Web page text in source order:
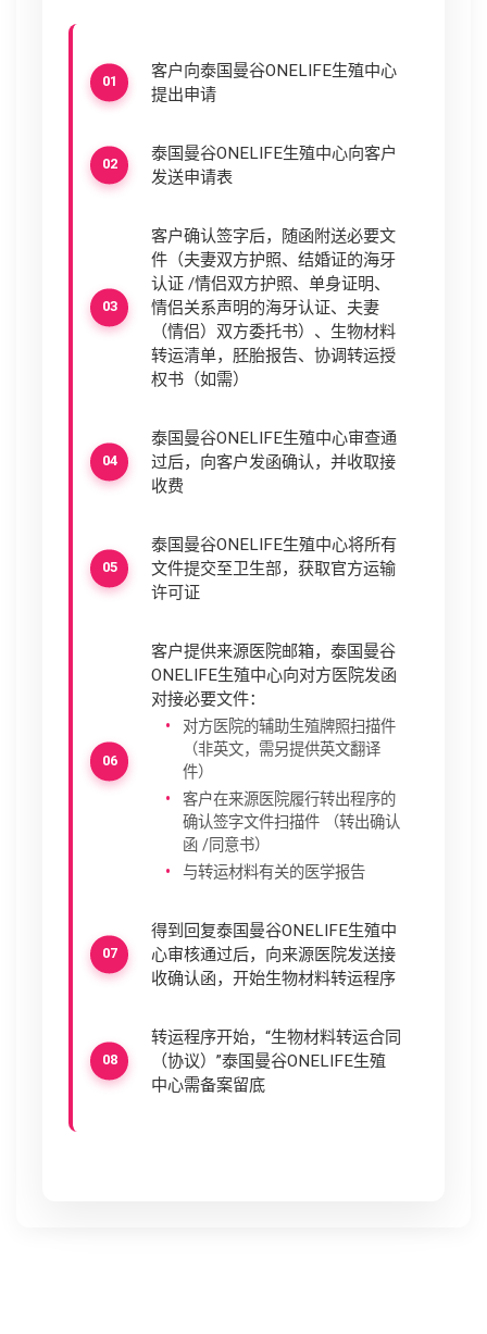
客户向泰国曼谷ONELIFE生殖中心
提出申请
泰国曼谷ONELIFE生殖中心向客户
发送申请表
客户确认签字后，随函附送必要文
件（夫妻双方护照、结婚证的海牙
认证 /情侣双方护照、单身证明、
情侣关系声明的海牙认证、夫妻
（情侣）双方委托书）、生物材料
转运清单，胚胎报告、协调转运授
权书（如需）
泰国曼谷ONELIFE生殖中心审查通
过后，向客户发函确认，并收取接
收费
泰国曼谷ONELIFE生殖中心将所有
文件提交至卫生部，获取官方运输
许可证
客户提供来源医院邮箱，泰国曼谷
ONELIFE生殖中心向对方医院发函
对接必要文件：
对方医院的辅助生殖牌照扫描件
（非英文，需另提供英文翻译
件）
客户在来源医院履行转出程序的
确认签字文件扫描件 （转出确认
函 /同意书）
与转运材料有关的医学报告
得到回复泰国曼谷ONELIFE生殖中
心审核通过后，向来源医院发送接
收确认函，开始生物材料转运程序
转运程序开始，“生物材料转运合同
（协议）”泰国曼谷ONELIFE生殖
中心需备案留底